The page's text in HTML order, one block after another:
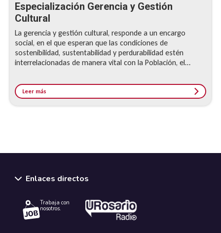
Especialización Gerencia y Gestión
Cultural
La gerencia y gestión cultural, responde a un encargo
social, en el que esperan que las condiciones de
sostenibilidad, sustentabilidad y perdurabilidad estén
interrelacionadas de manera vital con la Población, el
Leer más
Enlaces directos
Trabaja con
nosotros.